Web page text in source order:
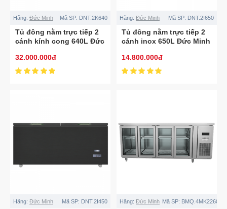
Hãng: Đức Minh Mã SP: DNT.2K640
Tủ đông nằm trực tiếp 2
cánh kính cong 640L Đức
32.000.000đ
Hãng: Đức Minh Mã SP: DNT.2I650
Tủ đông nằm trực tiếp 2
cánh inox 650L Đức Minh
14.800.000đ
Hãng: Đức Minh Mã SP: DNT.2I450 Hãng: Đức Minh Mã SP: BMQ.4MK2260